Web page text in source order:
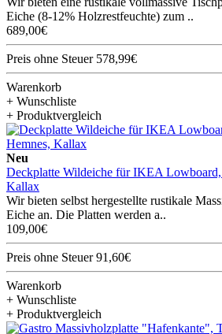
Eiche (8-12% Holzrestfeuchte) zum ..
689,00€
Preis ohne Steuer 578,99€
Warenkorb
+ Wunschliste
+ Produktvergleich
Neu
Deckplatte Wildeiche für IKEA
Kallax
Wir bieten selbst hergestellte rustikale
Eiche an. Die Platten werden a..
109,00€
Preis ohne Steuer 91,60€
Warenkorb
+ Wunschliste
+ Produktvergleich